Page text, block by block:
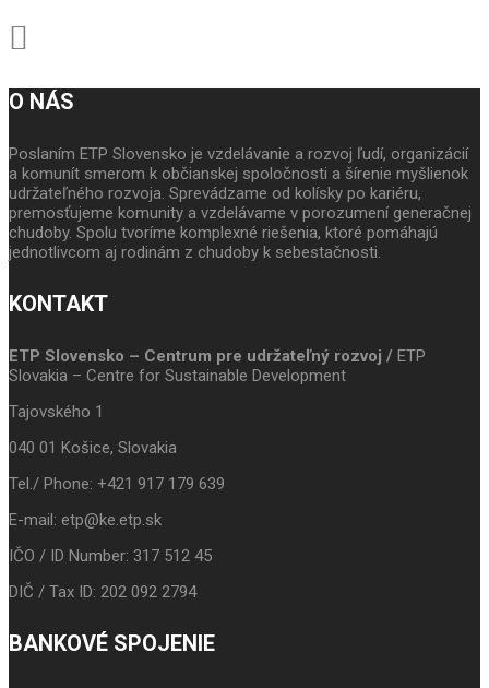
O NÁS
Poslaním ETP Slovensko je vzdelávanie a rozvoj ľudí, organizácií
a komunít smerom k občianskej spoločnosti a šírenie myšlienok
udržateľného rozvoja. Sprevádzame od kolísky po kariéru,
premosťujeme komunity a vzdelávame v porozumení generačnej
chudoby. Spolu tvoríme komplexné riešenia, ktoré pomáhajú
jednotlivcom aj rodinám z chudoby k sebestačnosti.
KONTAKT
ETP Slovensko – Centrum pre udržateľný rozvoj / ETP
Slovakia – Centre for Sustainable Development
Tajovského 1
040 01 Košice, Slovakia
Tel./ Phone: +421 917 179 639
E-mail: etp@ke.etp.sk
IČO / ID Number: 317 512 45
DIČ / Tax ID: 202 092 2794
BANKOVÉ SPOJENIE